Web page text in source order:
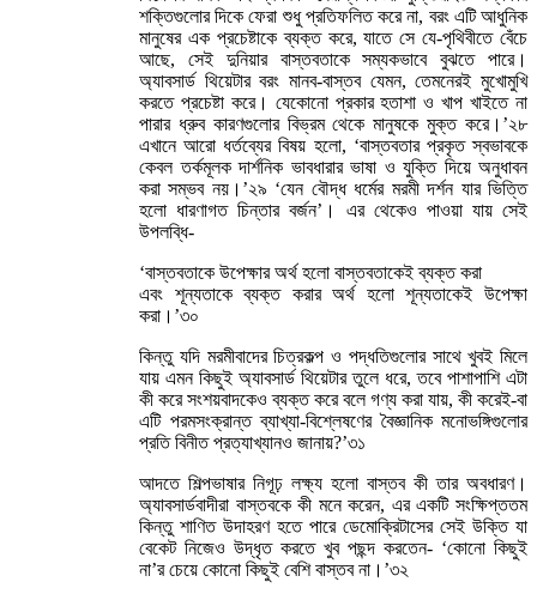
শক্তিগুলোর দিকে ফেরা শুধু প্রতিফলিত করে না, বরং এটি আধুনিক
মানুষের এক প্রচেষ্টাকে ব্যক্ত করে, যাতে সে যে-পৃথিবীতে বেঁচে
আছে, সেই দুনিয়ার বাস্তবতাকে সম্যকভাবে বুঝতে পারে।
অ্যাবসার্ড থিয়েটার বরং মানব-বাস্তব যেমন, তেমনেরই মুখোমুখি
করতে প্রচেষ্টা করে। যেকোনো প্রকার হতাশা ও খাপ খাইতে না
পারার ধ্রুব কারণগুলোর বিভ্রম থেকে মানুষকে মুক্ত করে।’২৮
এখানে আরো ধর্তব্যের বিষয় হলো, ‘বাস্তবতার প্রকৃত স্বভাবকে
কেবল তর্কমূলক দার্শনিক ভাবধারার ভাষা ও যুক্তি দিয়ে অনুধাবন
করা সম্ভব নয়।’২৯ ‘যেন বৌদ্ধ ধর্মের মরমী দর্শন যার ভিত্তি
হলো ধারণাগত চিন্তার বর্জন’। এর থেকেও পাওয়া যায় সেই
উপলব্ধি-
‘বাস্তবতাকে উপেক্ষার অর্থ হলো বাস্তবতাকেই ব্যক্ত করা
এবং শূন্যতাকে ব্যক্ত করার অর্থ হলো শূন্যতাকেই উপেক্ষা
করা।’৩০
কিন্তু যদি মরমীবাদের চিত্রকল্প ও পদ্ধতিগুলোর সাথে খুবই মিলে
যায় এমন কিছুই অ্যাবসার্ড থিয়েটার তুলে ধরে, তবে পাশাপাশি এটা
কী করে সংশয়বাদকেও ব্যক্ত করে বলে গণ্য করা যায়, কী করেই-বা
এটি পরমসংক্রান্ত ব্যাখ্যা-বিশ্লেষণের বৈজ্ঞানিক মনোভঙ্গিগুলোর
প্রতি বিনীত প্রত্যাখ্যানও জানায়?’৩১
আদতে শিল্পভাষার নিগূঢ় লক্ষ্য হলো বাস্তব কী তার অবধারণ।
অ্যাবসার্ডবাদীরা বাস্তবকে কী মনে করেন, এর একটি সংক্ষিপ্ততম
কিন্তু শাণিত উদাহরণ হতে পারে ডেমোক্রিটাসের সেই উক্তি যা
বেকেট নিজেও উদ্ধৃত করতে খুব পছন্দ করতেন- ‘কোনো কিছুই
না’র চেয়ে কোনো কিছুই বেশি বাস্তব না।’৩২